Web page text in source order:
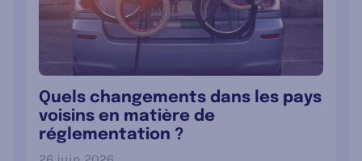
Quels changements dans les pays
voisins en matière de
réglementation ?